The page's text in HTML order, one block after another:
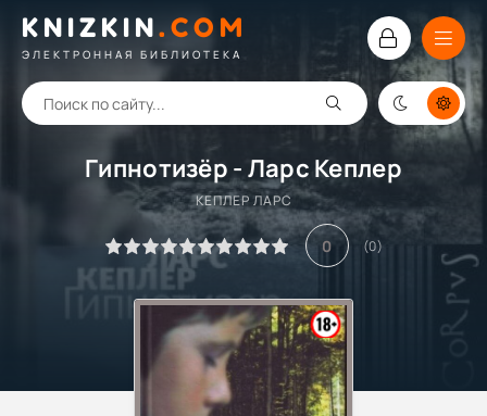
KNIZKIN.COM
ЭЛЕКТРОННАЯ БИБЛИОТЕКА
Гипнотизёр - Ларс Кеплер
КЕПЛЕР ЛАРС
0 (0)